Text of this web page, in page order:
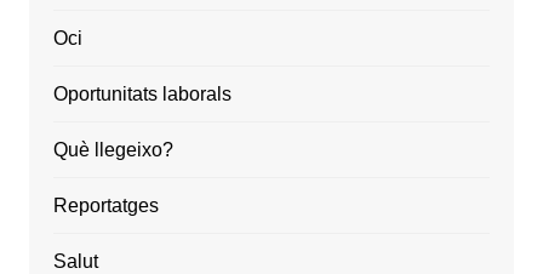
Oci
Oportunitats laborals
Què llegeixo?
Reportatges
Salut